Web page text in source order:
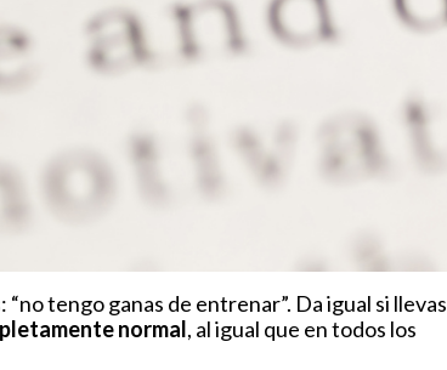
tengo ganas de entrenar”. Da igual si llevas
normal, al igual que en todos los